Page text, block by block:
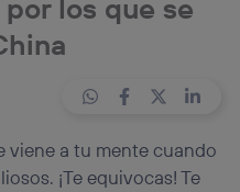
los que se
viene a tu mente cuando
¡Te equivocas! Te